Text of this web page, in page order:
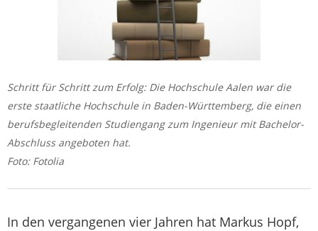
Schritt für Schritt zum Erfolg: Die Hochschule Aalen war die
erste staatliche Hochschule in Baden-Württemberg, die einen
berufsbegleitenden Studiengang zum Ingenieur mit Bachelor-
Abschluss angeboten hat.
Foto: Fotolia
In den vergangenen vier Jahren hat Markus Hopf,